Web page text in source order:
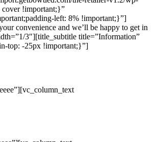
cover !important;}”
left: 8% !important;}”]
convenience and we’ll be happy to get in
3″][title_subtitle title=”Information”
top: -25px !important;}”]